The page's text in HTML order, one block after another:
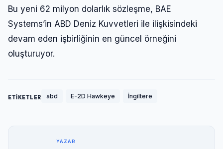
Bu yeni 62 milyon dolarlık sözleşme, BAE
Systems’in ABD Deniz Kuvvetleri ile ilişkisindeki
devam eden işbirliğinin en güncel örneğini
oluşturuyor.
ETİKETLER abd E-2D Hawkeye İngiltere
YAZAR